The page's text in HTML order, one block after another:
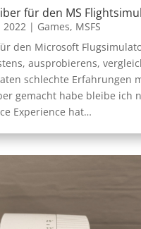
für den MS
2022 | Games, MSFS
den Microsoft
ausprobierens,
schlechte Erfahrungen
gemacht habe bleibe ich
Experience hat…